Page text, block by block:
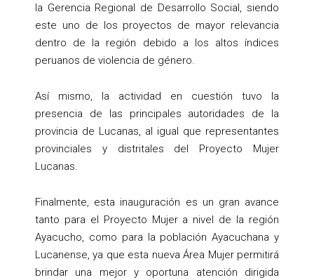
la Gerencia Regional de Desarrollo Social, siendo
este uno de los proyectos de mayor relevancia
dentro de la región debido a los altos índices
peruanos de violencia de género.
Así mismo, la actividad en cuestión tuvo la
presencia de las principales autoridades de la
provincia de Lucanas, al igual que representantes
provinciales y distritales del Proyecto Mujer
Lucanas.
Finalmente, esta inauguración es un gran avance
tanto para el Proyecto Mujer a nivel de la región
Ayacucho, como para la población Ayacuchana y
Lucanense, ya que esta nueva Área Mujer permitirá
brindar una mejor y oportuna atención dirigida